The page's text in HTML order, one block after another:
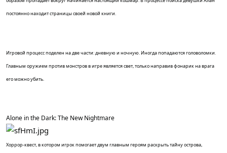
постоянно находит страницы своей новой книги.
Игровой процесс поделен на две части: дневную и ночную. Иногда попадаются головоломки.
Главным оружием против монстров в игре является свет, только направив фонарик на врага
его можно убить.
Alone in the Dark: The New Nightmare
Хоррор-квест, в котором игрок помогает двум главным героям раскрыть тайну острова,